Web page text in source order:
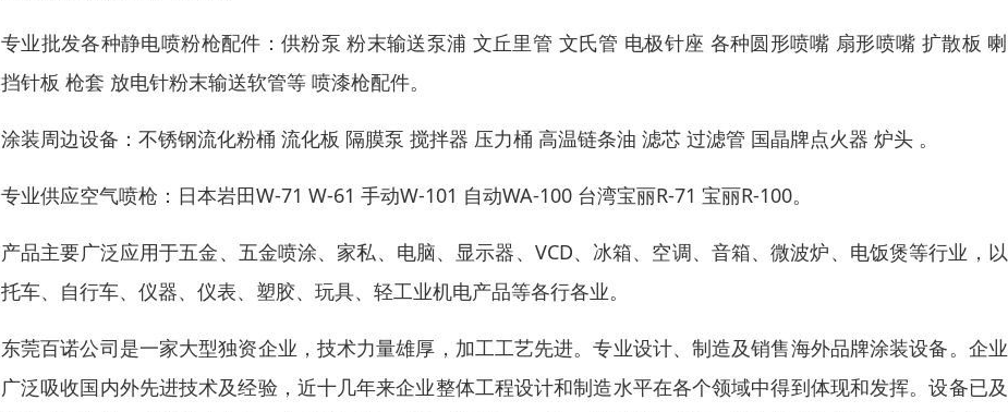
专业批发各种静电喷粉枪配件：供粉泵 粉末输送泵浦 文丘里管 文氏管 电极针座 各种圆形喷嘴 扇形喷嘴 扩散板
挡针板 枪套 放电针粉末输送软管等 喷漆枪配件。
涂装周边设备：不锈钢流化粉桶 流化板 隔膜泵 搅拌器 压力桶 高温链条油 滤芯 过滤管 国晶牌点火器 炉头 。
专业供应空气喷枪：日本岩田W-71 W-61 手动W-101 自动WA-100 台湾宝丽R-71 宝丽R-100。
产品主要广泛应用于五金、五金喷涂、家私、电脑、显示器、VCD、冰箱、空调、音箱、微波炉、电饭煲等行业，
托车、自行车、仪器、仪表、塑胶、玩具、轻工业机电产品等各行各业。
东莞百诺公司是一家大型独资企业，技术力量雄厚，加工工艺先进。专业设计、制造及销售海外品牌涂装设备。企
广泛吸收国内外先进技术及经验，近十几年来企业整体工程设计和制造水平在各个领域中得到体现和发挥。设备已